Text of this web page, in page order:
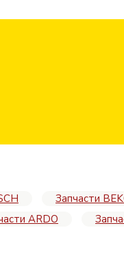
Запчасти
ARDO